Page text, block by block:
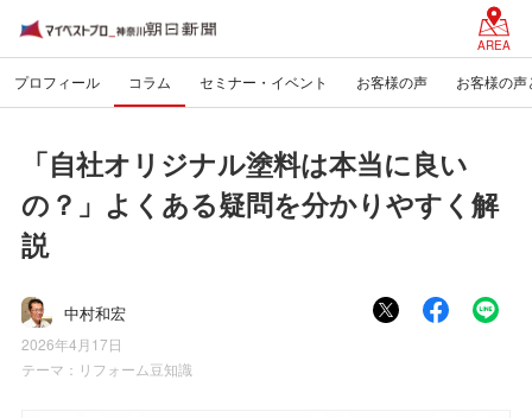
AREA
プロフィール コラム セミナー・イベント お客様の声 お客様の声
「自社オリジナル塗料は本当に良い
の？」よくある疑問を分かりやすく解
説
中村和宏
2026年4月17日
テーマ： リフォーム豆知識